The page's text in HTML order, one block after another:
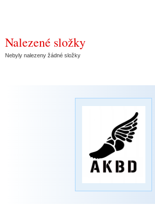
Nalezené složky
Nebyly nalezeny žádné složky